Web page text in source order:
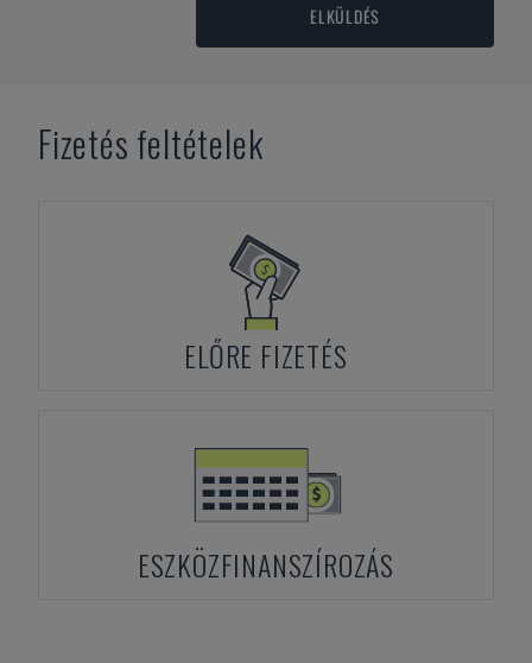
ELKÜLDÉS
Fizetés feltételek
ELŐRE FIZETÉS
ESZKÖZFINANSZÍROZÁS